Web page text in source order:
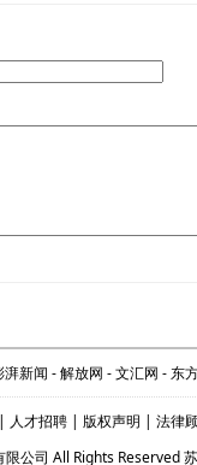
湃新闻 -解放网 -文汇网 -东
| 人才招聘| 版权声明 | 法律
公司 All Rights Reserved